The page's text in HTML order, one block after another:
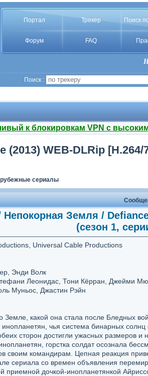
Портал Трекер Поиск
Форум FAQ
Поиск :
к блокировкам VPN с
WEB-DLRip [H.264/
сериалы
Земля /
(сезон 1,
Universal Cable Productions
Энди Волк
Леонидас, Тони Кёрран, Джейми
Муньос, Джастин Рэйн
какой она стала после Бледных
чья система бинарных солнц
сторон достигли ужасных размеров
горстка солдат осознала
своим командирам. Цепная реакция
сериала со времен объявления
дочкой-инопланетянкой